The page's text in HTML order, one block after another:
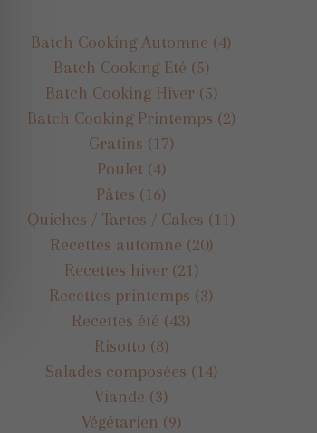
Batch Cooking Automne (4)
Batch Cooking Eté (5)
Batch Cooking Hiver (5)
Batch Cooking Printemps (2)
Gratins (17)
Poulet (4)
Pâtes (16)
Quiches / Tartes / Cakes (11)
Recettes automne (20)
Recettes hiver (21)
Recettes printemps (3)
Recettes été (43)
Risotto (8)
Salades composées (14)
Viande (3)
Végétarien (9)